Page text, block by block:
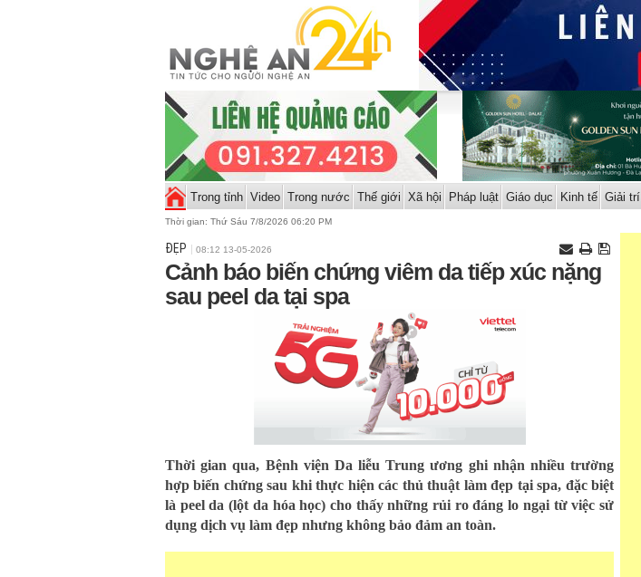
Trong tỉnh Video Trong nước Thế giới Xã hội Pháp luật Giáo dục Kinh tế Giải trí
Thời gian: Thứ Sáu 7/8/2026 06:20 PM
ĐẸP 08:12 13-05-2026
Cảnh báo biến chứng viêm da tiếp xúc nặng
sau peel da tại spa
Thời gian qua, Bệnh viện Da liễu Trung ương ghi nhận nhiều trường
hợp biến chứng sau khi thực hiện các thủ thuật làm đẹp tại spa, đặc biệt
là peel da (lột da hóa học) cho thấy những rủi ro đáng lo ngại từ việc sử
dụng dịch vụ làm đẹp nhưng không bảo đảm an toàn.